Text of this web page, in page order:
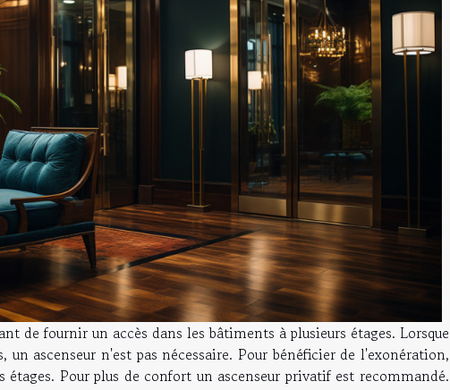
de fournir un accès dans les bâtiments à plusieurs étages. Lorsque
ascenseur n'est pas nécessaire. Pour bénéficier de l'exonération,
Pour plus de confort un ascenseur privatif est recommandé.